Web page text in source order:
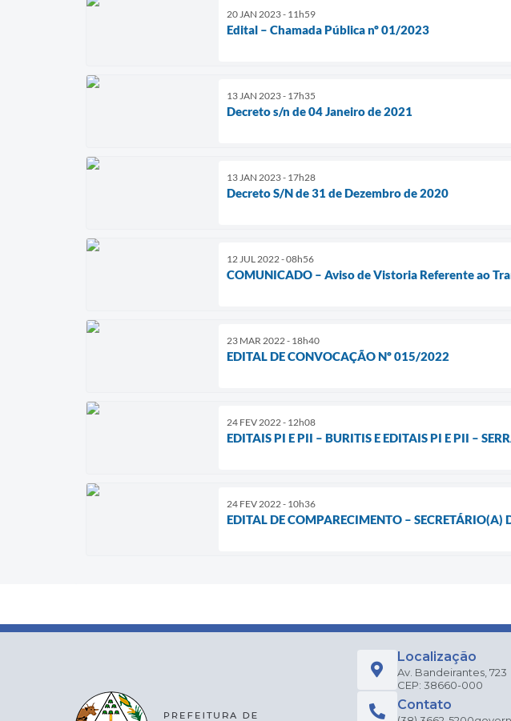
20 JAN 2023 - 11h59
Edital – Chamada Pública nº 01/2023
13 JAN 2023 - 17h35
Decreto s/n de 04 Janeiro de 2021
13 JAN 2023 - 17h28
Decreto S/N de 31 de Dezembro de 2020
12 JUL 2022 - 08h56
COMUNICADO – Aviso de Vistoria Referente ao
23 MAR 2022 - 18h40
EDITAL DE CONVOCAÇÃO Nº 015/2022
24 FEV 2022 - 12h08
EDITAIS PI E PII – BURITIS E EDITAIS PI E PII –
24 FEV 2022 - 10h36
EDITAL DE COMPARECIMENTO –
Localização
Av. Bandeirantes, 723
CEP: 38660-000
Contato